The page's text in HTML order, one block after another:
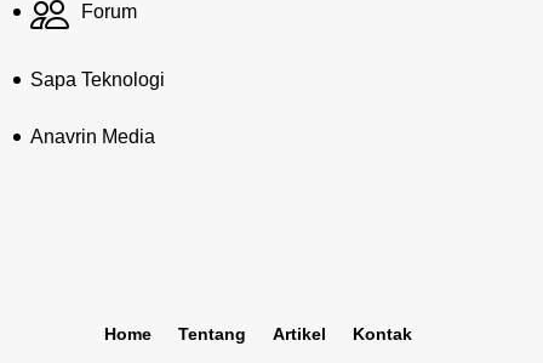
Forum
Sapa Teknologi
Anavrin Media
Home Tentang Artikel Kontak